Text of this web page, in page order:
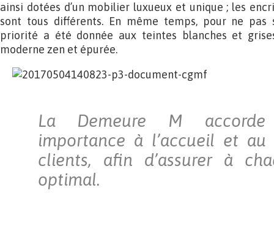
ainsi dotées d’un mobilier luxueux et unique ; les
sont tous différents. En même temps, pour ne pas
priorité a été donnée aux teintes blanches et
moderne zen et épurée.
La Demeure M
importance à l’accueil et
clients, afin d’assurer à
optimal.